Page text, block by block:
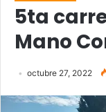
5ta
Mano
octubre 27, 2022